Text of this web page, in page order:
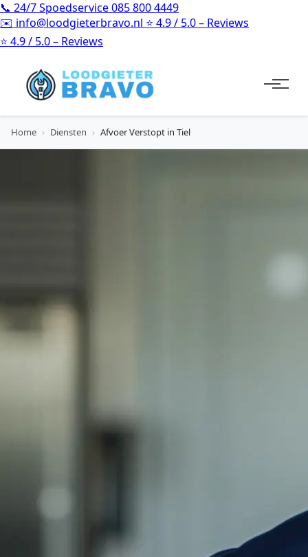
📞 24/7 Spoedservice085 800 4449
✉️ info@loodgieterbravo.nl ⭐ 4.9 / 5.0 – Reviews
⭐ 4.9 / 5.0 – Reviews
Home › Diensten › Afvoer Verstopt in Tiel